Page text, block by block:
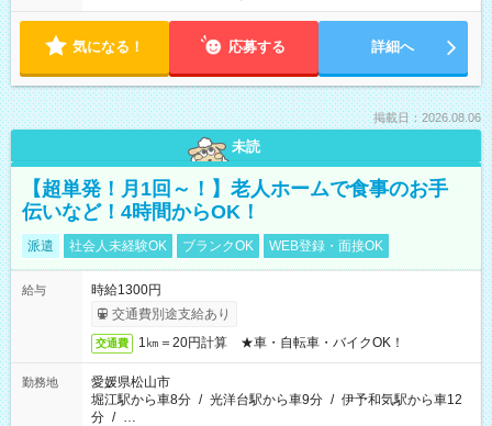
気になる！ 応募する 詳細へ
掲載日：2026.08.06
未読
【超単発！月1回～！】老人ホームで食事のお手
伝いなど！4時間からOK！
派遣 社会人未経験OK ブランクOK WEB登録・面接OK
給与
時給1300円
交通費別途支給あり
交通費 1㎞＝20円計算 ★車・自転車・バイクOK！
勤務地
愛媛県松山市
堀江駅から車8分 / 光洋台駅から車9分 / 伊予和気駅から車12
分 / …